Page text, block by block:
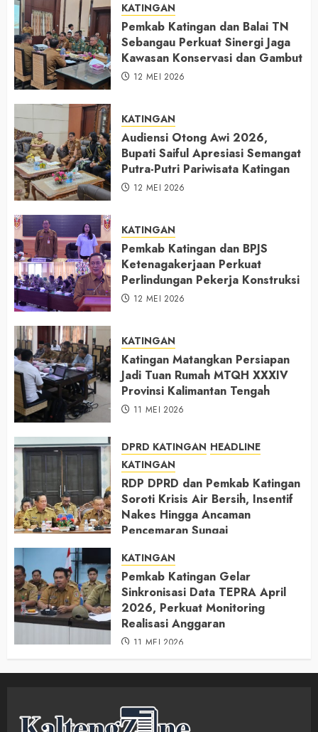
KATINGAN
Pemkab Katingan dan Balai TN
Sebangau Perkuat Sinergi Jaga
Kawasan Konservasi dan Gambut
12 MEI 2026
KATINGAN
Audiensi Otong Awi 2026,
Bupati Saiful Apresiasi Semangat
Putra-Putri Pariwisata Katingan
12 MEI 2026
KATINGAN
Pemkab Katingan dan BPJS
Ketenagakerjaan Perkuat
Perlindungan Pekerja Konstruksi
12 MEI 2026
KATINGAN
Katingan Matangkan Persiapan
Jadi Tuan Rumah MTQH XXXIV
Provinsi Kalimantan Tengah
11 MEI 2026
DPRD KATINGAN HEADLINE
KATINGAN
RDP DPRD dan Pemkab Katingan
Soroti Krisis Air Bersih, Insentif
Nakes Hingga Ancaman
Pencemaran Sungai
KATINGAN
Pemkab Katingan Gelar
Sinkronisasi Data TEPRA April
2026, Perkuat Monitoring
Realisasi Anggaran
11 MEI 2026